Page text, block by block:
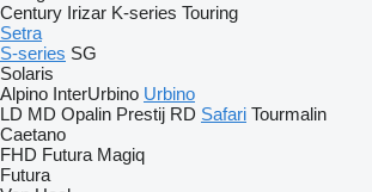
Century Irizar K-series Touring
Setra
S-series SG
Solaris
Alpino InterUrbino Urbino
LD MD Opalin Prestij RD Safari Tourmalin
Caetano
FHD Futura Magiq
Futura